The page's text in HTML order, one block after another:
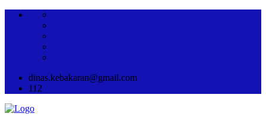
dinas.kebakaran@gmail.com
112